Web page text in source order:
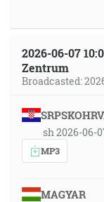
2026-06-07
Zentrum
Broadcasted:
sh 2026-06-
MP3
MAGYAR